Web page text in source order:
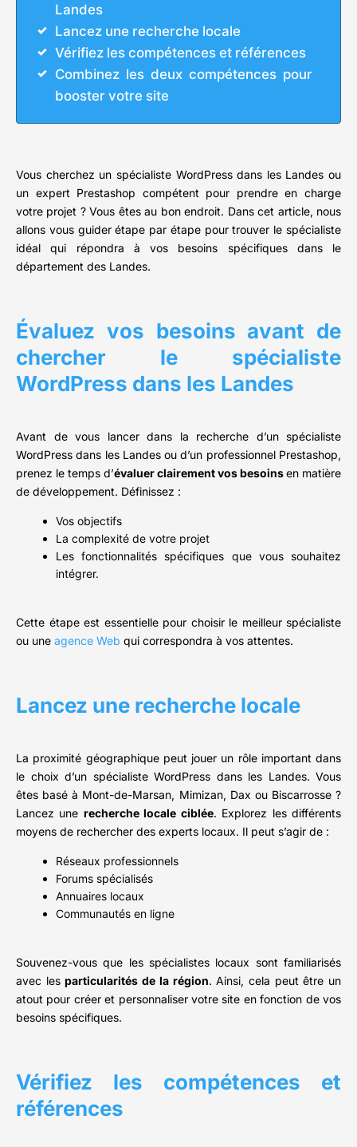
Landes
Lancez une recherche locale
Vérifiez les compétences et références
Combinez les deux compétences pour
booster votre site
Vous cherchez un spécialiste WordPress dans les Landes ou
un expert Prestashop compétent pour prendre en charge
votre projet ? Vous êtes au bon endroit. Dans cet article, nous
allons vous guider étape par étape pour trouver le spécialiste
idéal qui répondra à vos besoins spécifiques dans le
département des Landes.
Évaluez vos besoins avant de
chercher le spécialiste
WordPress dans les Landes
Avant de vous lancer dans la recherche d’un spécialiste
WordPress dans les Landes ou d’un professionnel Prestashop,
prenez le temps d’évaluer clairement vos besoinsen matière
de développement. Définissez :
Vos objectifs
La complexité de votre projet
Les fonctionnalités spécifiques que vous souhaitez
intégrer.
Cette étape est essentielle pour choisir le meilleur spécialiste
ou une agence Web qui correspondra à vos attentes.
Lancez une recherche locale
La proximité géographique peut jouer un rôle important dans
le choix d’un spécialiste WordPress dans les Landes. Vous
êtes basé à Mont-de-Marsan, Mimizan, Dax ou Biscarrosse ?
Lancez une recherche locale ciblée. Explorez les différents
moyens de rechercher des experts locaux. Il peut s’agir de :
Réseaux professionnels
Forums spécialisés
Annuaires locaux
Communautés en ligne
Souvenez-vous que les spécialistes locaux sont familiarisés
avec lesparticularités de la région. Ainsi, cela peut être un
atout pour créer et personnaliser votre site en fonction de vos
besoins spécifiques.
Vérifiez les compétences et
références